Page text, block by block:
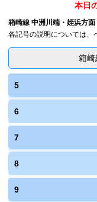
本日
箱崎線 中洲川端・姪浜方面
各記号の説明については、
箱
5
6
7
8
9